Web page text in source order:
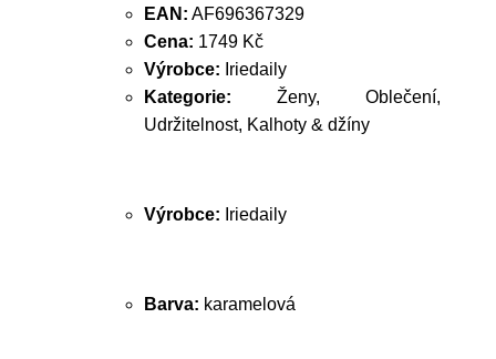
EAN: AF696367329
Cena: 1749 Kč
Výrobce: Iriedaily
Kategorie: Ženy, Oblečení,
Udržitelnost, Kalhoty & džíny
Výrobce: Iriedaily
Barva: karamelová